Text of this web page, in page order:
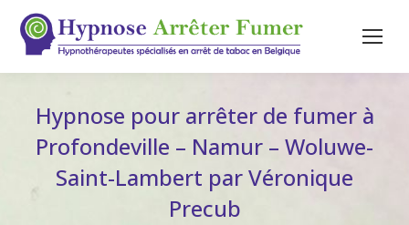
Hypnose pour arrêter de fumer à
Profondeville – Namur – Woluwe-
Saint-Lambert par Véronique
Precub